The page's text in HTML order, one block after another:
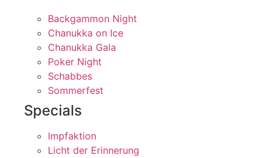
Backgammon Night
Chanukka on Ice
Chanukka Gala
Poker Night
Schabbes
Sommerfest
Specials
Impfaktion
Licht der Erinnerung